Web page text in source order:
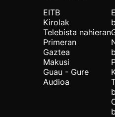
EITB
Kirolak
Telebista nahieran
Primeran
Gaztea
Makusi
Guau - Gure
Audioa